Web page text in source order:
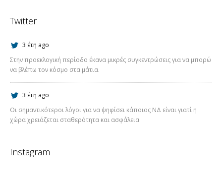
Twitter
3 έτη ago
Στην προεκλογική περίοδο έκανα μικρές συγκεντρώσεις για να μπορώ
να βλέπω τον κόσμο στα μάτια.
3 έτη ago
Οι σημαντικότεροι λόγοι για να ψηφίσει κάποιος ΝΔ είναι γιατί η
χώρα χρειάζεται σταθερότητα και ασφάλεια
Instagram